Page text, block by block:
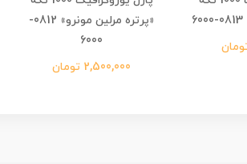
«پرتره مرلین مونرو» 0812-
6000
2,500,000 تومان